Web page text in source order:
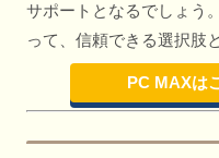
サポートとなるでしょう
って、信頼できる選択肢
PC MAXは